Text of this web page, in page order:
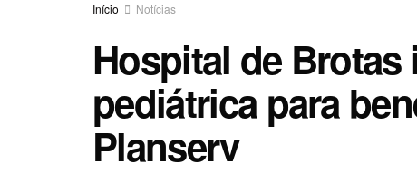
Início Notícias
Hospital de
pediátrica para
Planserv